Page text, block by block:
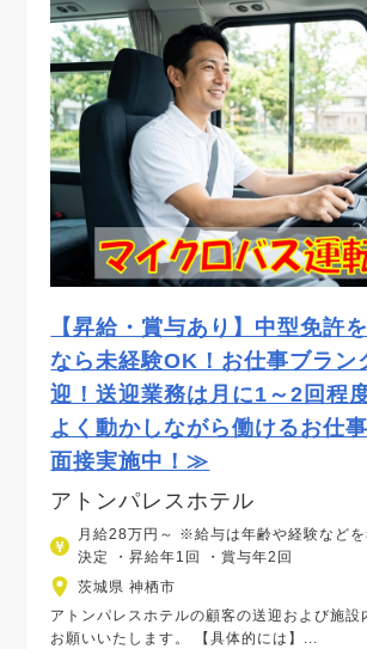
【昇給・賞与あり】中型免許
なら未経験OK！お仕事ブラン
迎！送迎業務は月に1～2回程
よく動かしながら働けるお仕
面接実施中！≫
アトンパレスホテル
月給28万円～ ※給与は年齢や経験など
決定 ・昇給年1回 ・賞与年2回
茨城県 神栖市
アトンパレスホテルの顧客の送迎および施設
お願いいたします。 【具体的には】...